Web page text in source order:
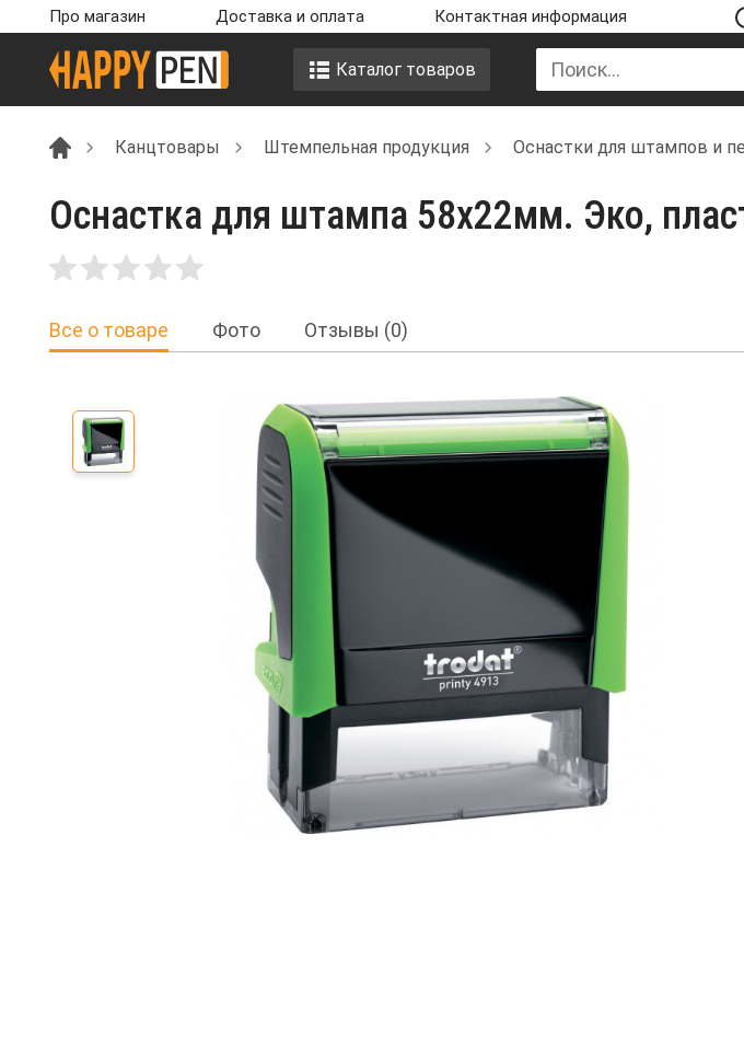
Про магазин Доставка и оплата Контактная информация
Каталог товаров
Канцтовары Штемпельная продукция Оснастки для штампов и
Оснастка для штампа 58х22мм. Эко,
Все о товаре Фото Отзывы (0)